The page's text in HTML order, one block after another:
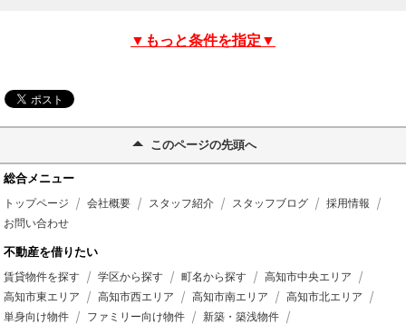
▼もっと条件を指定▼
このページの先頭へ
総合メニュー
トップページ 会社概要 スタッフ紹介 スタッフブログ
採用情報
お問い合わせ
不動産を借りたい
賃貸物件を探す 学区から探す 町名から探す
高知市中央エリア
高知市東エリア
高知市西エリア 高知市南エリア
高知市北エリア
単身向け物件
ファミリー向け物件
新築・築浅物件